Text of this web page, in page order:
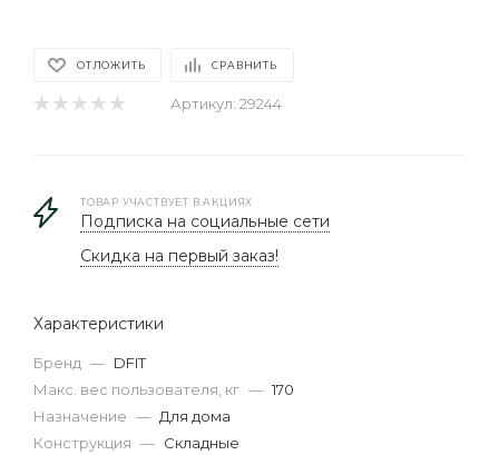
ОТЛОЖИТЬ СРАВНИТЬ
Артикул: 29244
ТОВАР УЧАСТВУЕТ В АКЦИЯХ
Подписка на социальные сети
Скидка на первый заказ!
Характеристики
Бренд — DFIT
Макс. вес пользователя, кг — 170
Назначение — Для дома
Конструкция — Складные